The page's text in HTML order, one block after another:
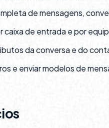
de mensagens,
caixa de entrada e por
da conversa e do
e enviar modelos de